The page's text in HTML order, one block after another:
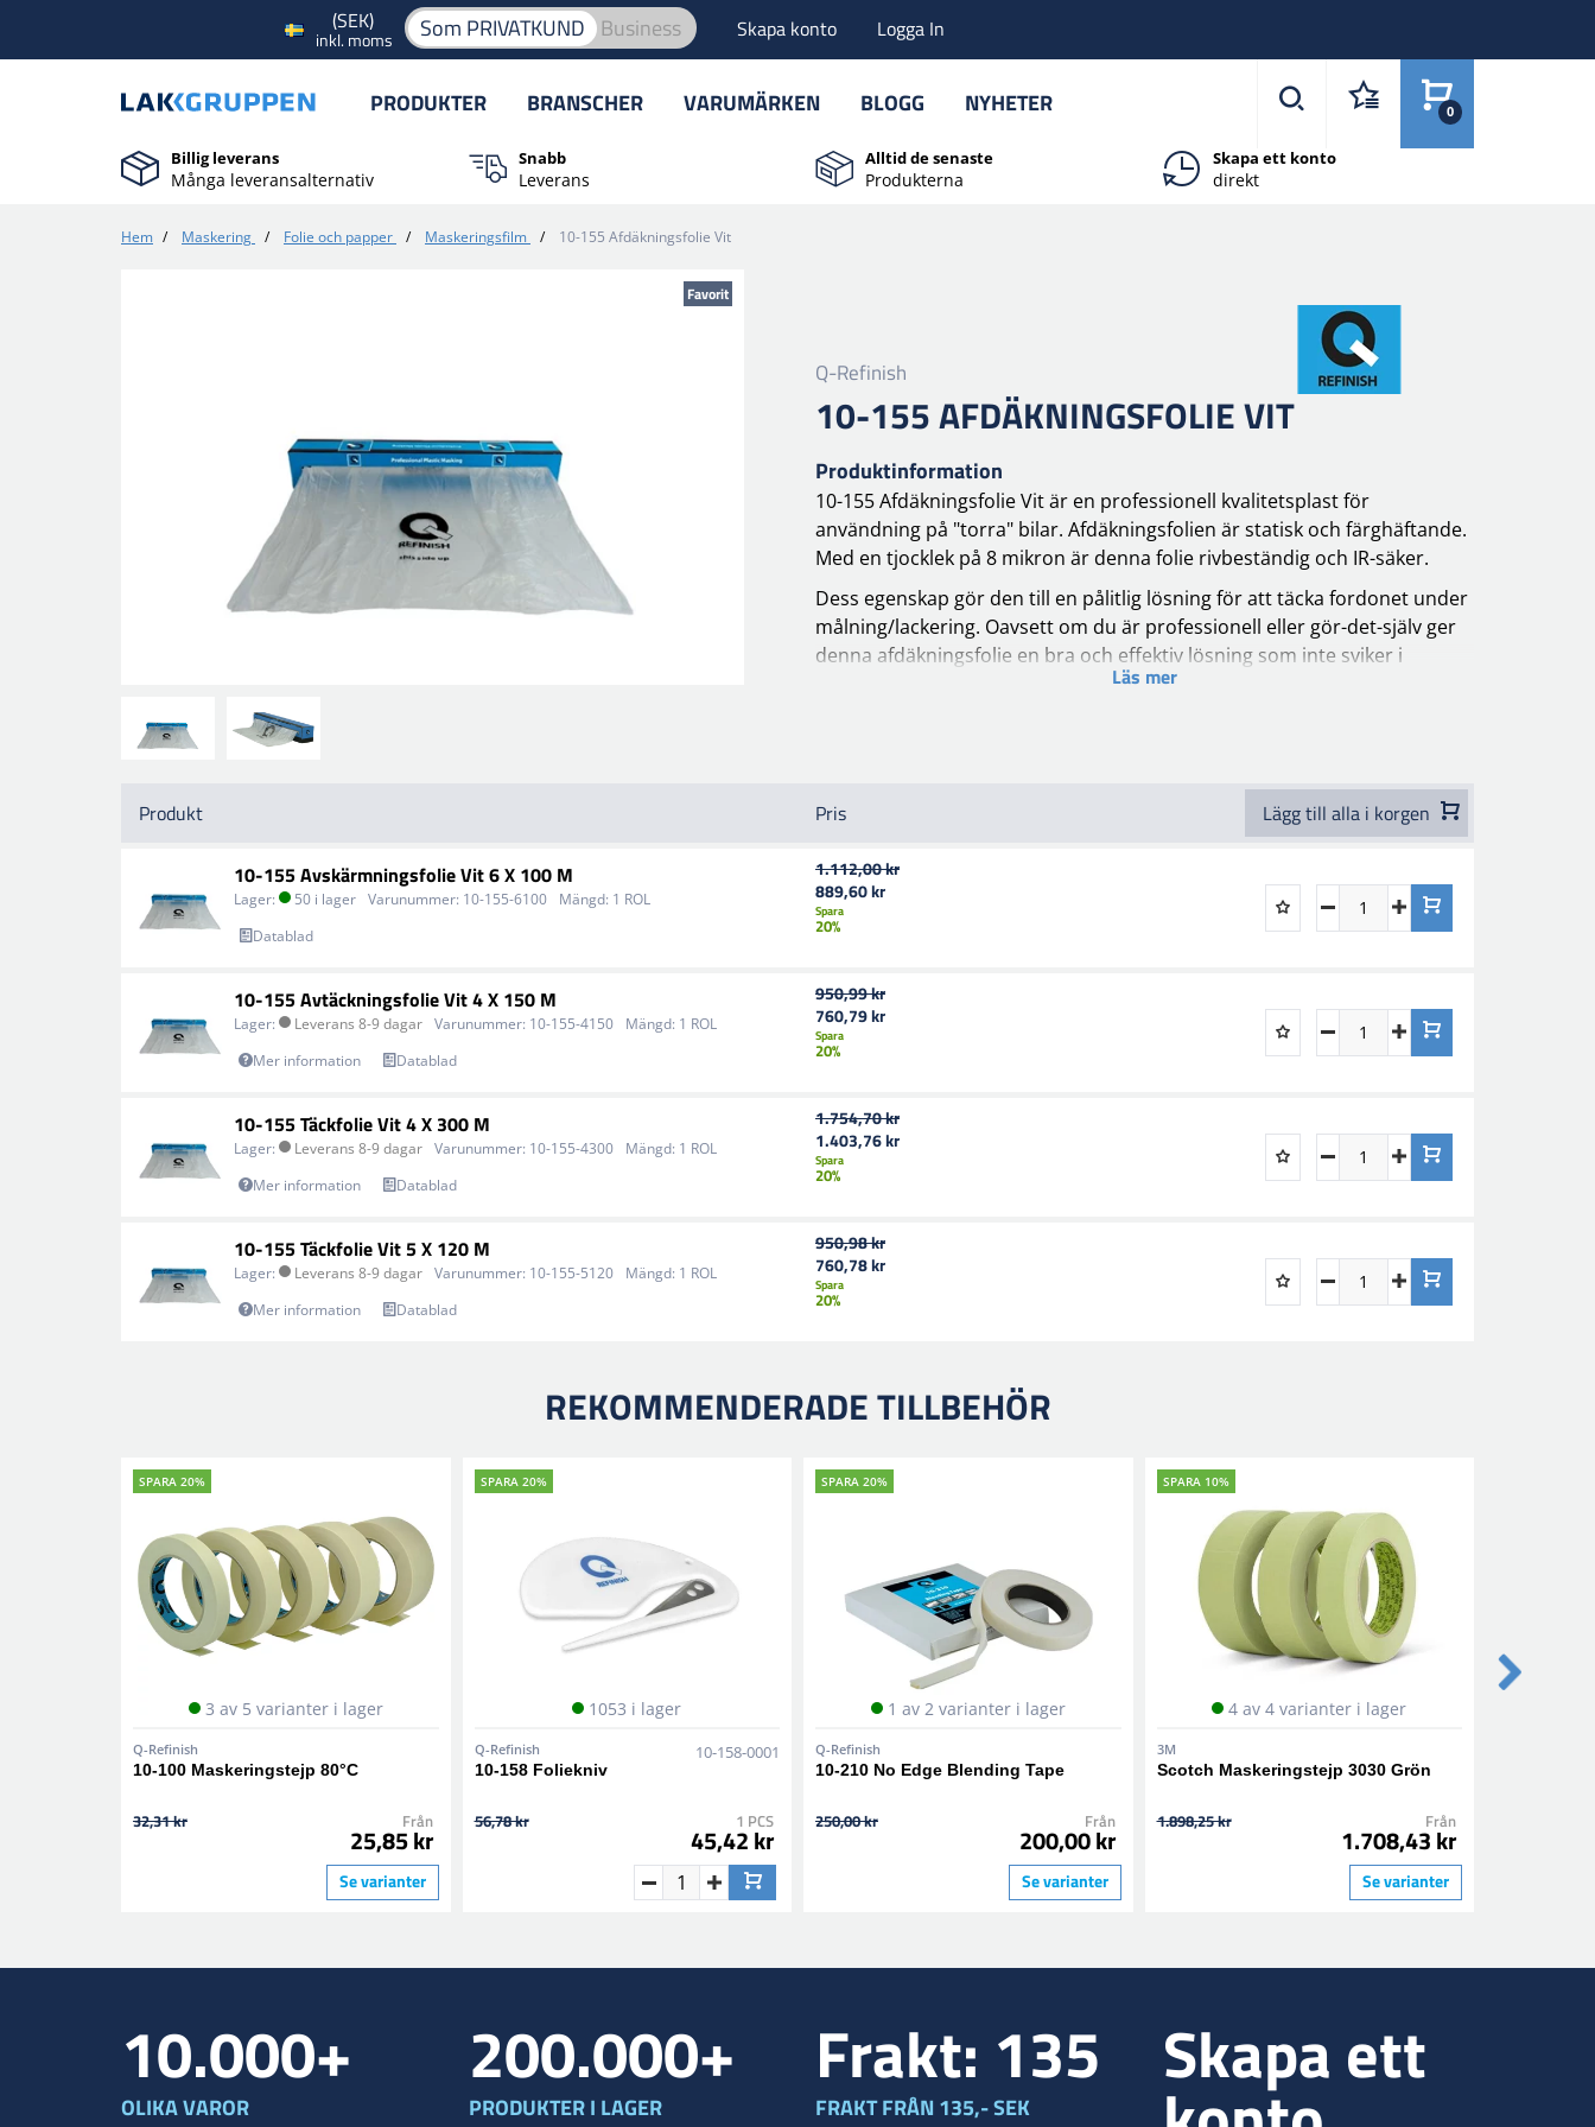
(SEK)
inkl. moms Som PRIVATKUND Business Skapa konto Logga In
PRODUKTER BRANSCHER VARUMÄRKEN BLOGG NYHETER 0
Billig leverans
Många leveransalternativ
Snabb
Leverans
Alltid de senaste
Produkterna
Skapa ett konto
direkt
Hem / Maskering / Folie och papper / Maskeringsfilm / 10-155 Afdäkningsfolie Vit
Favorit
Q-Refinish
10-155 AFDÄKNINGSFOLIE VIT
Produktinformation
10-155 Afdäkningsfolie Vit är en professionell kvalitetsplast för
användning på "torra" bilar. Afdäkningsfolien är statisk och färghäftande.
Med en tjocklek på 8 mikron är denna folie rivbeständig och IR-säker.
Dess egenskap gör den till en pålitlig lösning för att täcka fordonet under
målning/lackering. Oavsett om du är professionell eller gör-det-själv ger
denna afdäkningsfolie en bra och effektiv lösning som inte sviker i
Om du överväger att köpa en rulle afdäkningsfolie kan vi rekommendera
att även köpa en foliekniv. Den är designad för att skära plast och folie
med hög precision och lätthet, så att du får en rak och ren kant varje
gång.
Läs mer
Produkt Pris Lägg till alla i korgen
10-155 Avskärmningsfolie Vit 6 X 100 M
Lager: 50 i lager Varunummer: 10-155-6100 Mängd: 1 ROL
Datablad
1.112,00 kr
889,60 kr
Spara
20%
10-155 Avtäckningsfolie Vit 4 X 150 M
Lager: Leverans 8-9 dagar Varunummer: 10-155-4150 Mängd: 1 ROL
Mer information
Datablad
950,99 kr
760,79 kr
Spara
20%
10-155 Täckfolie Vit 4 X 300 M
Lager: Leverans 8-9 dagar Varunummer: 10-155-4300 Mängd: 1 ROL
Mer information
Datablad
1.754,70 kr
1.403,76 kr
Spara
20%
10-155 Täckfolie Vit 5 X 120 M
Lager: Leverans 8-9 dagar Varunummer: 10-155-5120 Mängd: 1 ROL
Mer information
Datablad
950,98 kr
760,78 kr
Spara
20%
REKOMMENDERADE TILLBEHÖR
SPARA 20%
3 av 5 varianter i lager
Q-Refinish
10-100 Maskeringstejp 80°C
32,31 kr Från
25,85 kr
Se varianter
SPARA 20%
1053 i lager
Q-Refinish 10-158-0001
10-158 Foliekniv
56,78 kr 1 PCS
45,42 kr
SPARA 20%
1 av 2 varianter i lager
Q-Refinish
10-210 No Edge Blending Tape
250,00 kr Från
200,00 kr
Se varianter
SPARA 10%
4 av 4 varianter i lager
3M
Scotch Maskeringstejp 3030 Grön
1.898,25 kr Från
1.708,43 kr
Se varianter
10.000+
OLIKA VAROR
200.000+
PRODUKTER I LAGER
Frakt: 135
FRAKT FRÅN 135,- SEK
Skapa ett